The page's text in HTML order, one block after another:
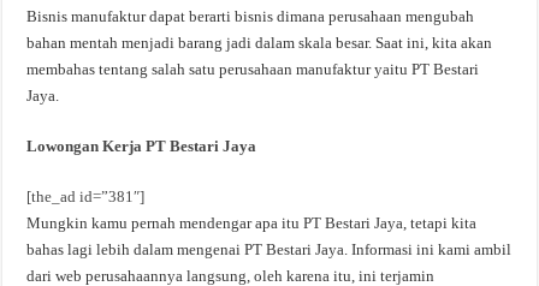
Bisnis manufaktur dapat berarti bisnis dimana perusahaan mengubah
bahan mentah menjadi barang jadi dalam skala besar. Saat ini, kita akan
membahas tentang salah satu perusahaan manufaktur yaitu PT Bestari
Jaya.
Lowongan Kerja PT Bestari Jaya
[the_ad id=”381″]
Mungkin kamu pernah mendengar apa itu PT Bestari Jaya, tetapi kita
bahas lagi lebih dalam mengenai PT Bestari Jaya. Informasi ini kami ambil
dari web perusahaannya langsung, oleh karena itu, ini terjamin